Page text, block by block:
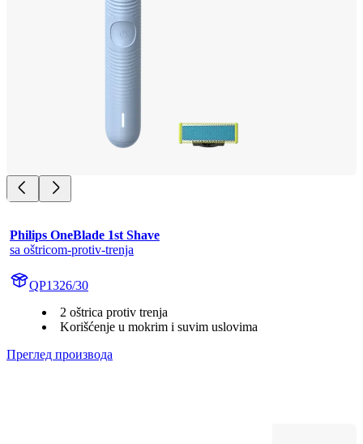
Philips OneBlade 1st Shave
sa oštricom-protiv-trenja
QP1326/30
2 oštrica protiv trenja
Korišćenje u mokrim i suvim uslovima
Преглед производа